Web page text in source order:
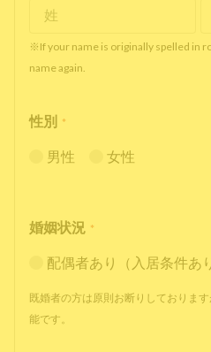
※If your name is originally spelled in
name again.
性別 *
男性 女性
婚姻状況 *
配偶者あり（入居条件あ
既婚者の方は原則お断りしておりま
能です。